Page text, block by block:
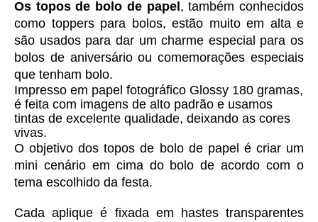
Os topos de bolo de papel , também conhecidos
como toppers para bolos, estão muito em alta e
são usados para dar um charme especial para os
bolos de aniversário ou comemorações especiais
que tenham bolo.
Impresso em papel fotográfico Glossy 180 gramas,
é feita com imagens de alto padrão e usamos
tintas de excelente qualidade, deixando as cores
vivas.
O objetivo dos topos de bolo de papel é criar um
mini cenário em cima do bolo de acordo com o
tema escolhido da festa.
Cada aplique é fixada em hastes transparentes